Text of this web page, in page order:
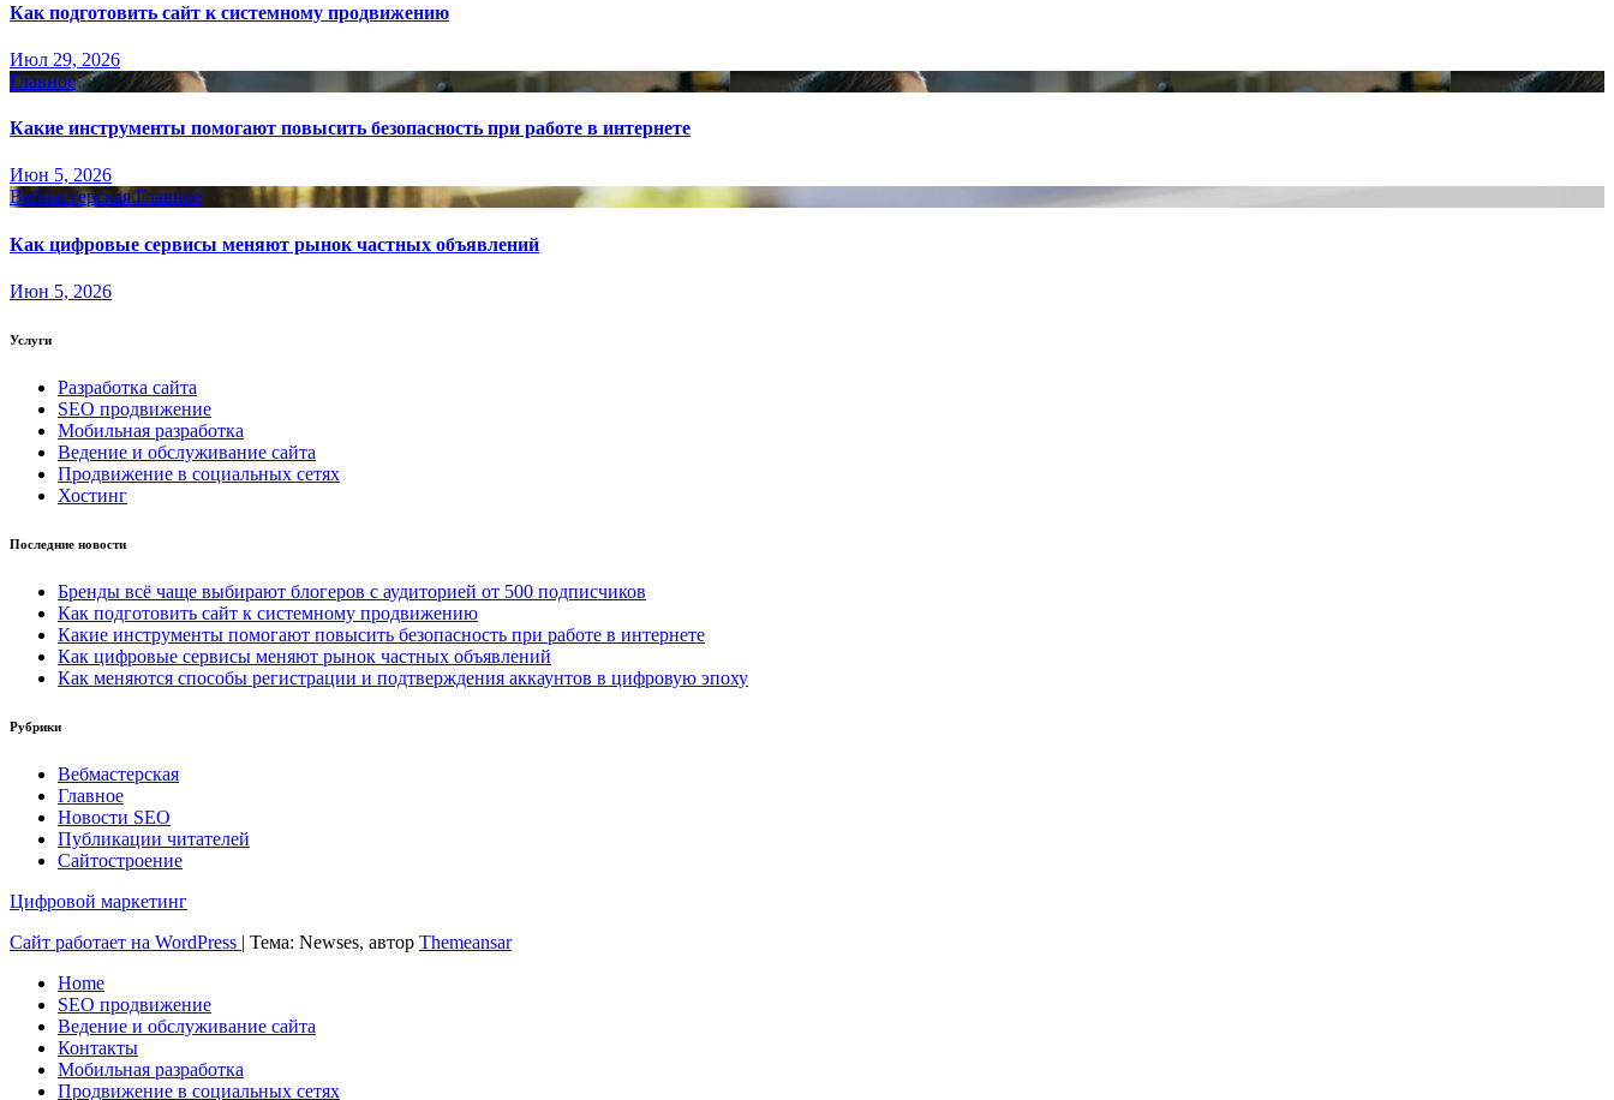
Как подготовить сайт к системному продвижению
Июл 29, 2026
Главное
Какие инструменты помогают повысить безопасность при работе в интернете
Июн 5, 2026
Вебмастерская Главное
Как цифровые сервисы меняют рынок частных объявлений
Июн 5, 2026
Услуги
Разработка сайта
SEO продвижение
Мобильная разработка
Ведение и обслуживание сайта
Продвижение в социальных сетях
Хостинг
Последние новости
Бренды всё чаще выбирают блогеров с аудиторией от 500 подписчиков
Как подготовить сайт к системному продвижению
Какие инструменты помогают повысить безопасность при работе в интернете
Как цифровые сервисы меняют рынок частных объявлений
Как меняются способы регистрации и подтверждения аккаунтов в цифровую эпоху
Рубрики
Вебмастерская
Главное
Новости SEO
Публикации читателей
Сайтостроение
Цифровой маркетинг
Сайт работает на WordPress | Тема: Newses, автор Themeansar
Home
SEO продвижение
Ведение и обслуживание сайта
Контакты
Мобильная разработка
Продвижение в социальных сетях